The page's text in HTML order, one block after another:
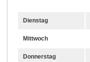
Dienstag
Mittwoch
Donnerstag